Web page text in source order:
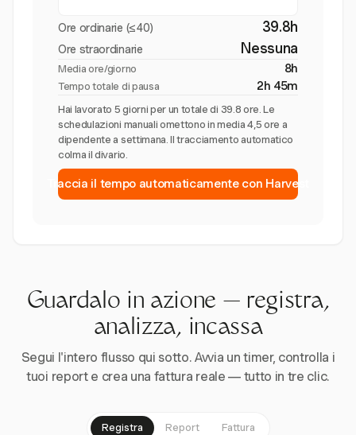
Ore ordinarie (≤40) 39.8h
Ore straordinarie Nessuna
Media ore/giorno 8h
Tempo totale di pausa 2h 45m
Hai lavorato 5 giorni per un totale di 39.8 ore. Le
schedulazioni manuali omettono in media 4,5 ore a
dipendente a settimana. Il tracciamento automatico
colma il divario.
Traccia il tempo automaticamente con Harvest
Guardalo in azione — registra,
analizza, incassa
Segui l'intero flusso qui sotto. Avvia un timer, controlla i
tuoi report e crea una fattura reale — tutto in tre clic.
Registra Report Fattura